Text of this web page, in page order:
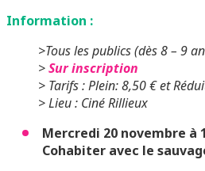
Information :
>Tous les publics (dès 8 – 9
>Sur inscription
> Tarifs : Plein: 8,50 € et
> Lieu : Ciné Rillieux
Mercredi 20 novembre à
Cohabiter avec le